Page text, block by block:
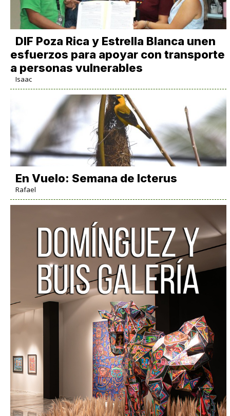
DIF Poza Rica y Estrella Blanca unen
esfuerzos para apoyar con transporte
a personas vulnerables
Isaac
En Vuelo: Semana de Icterus
Rafael